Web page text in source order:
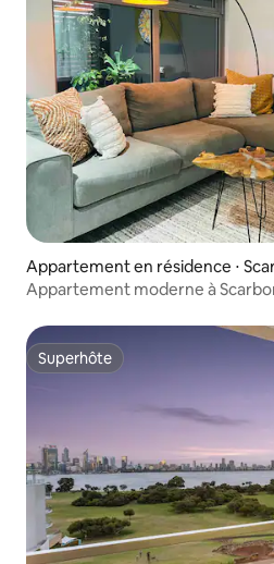
Appartement en résidence ⋅
Appartement moderne à
Superhôte
Superhôte